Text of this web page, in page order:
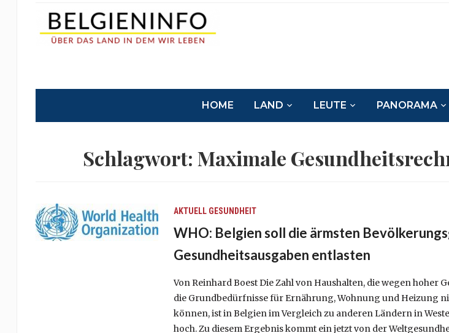
HOME LAND LEUTE PANORAMA
Schlagwort: Maximale
AKTUELL GESUNDHEIT
WHO: Belgien soll die ärmsten
Gesundheitsausgaben entlasten
Von Reinhard Boest Die Zahl von Haushalten, die wegen hoher
die Grundbedürfnisse für Ernährung, Wohnung und Heizung
können, ist in Belgien im Vergleich zu anderen Ländern in
hoch. Zu diesem Ergebnis kommt ein jetzt von der